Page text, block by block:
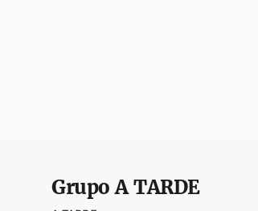
GrupoA TARDE